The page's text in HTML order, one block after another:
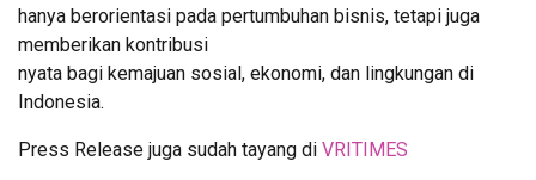
hanya berorientasi pada pertumbuhan bisnis, tetapi juga
memberikan kontribusi
nyata bagi kemajuan sosial, ekonomi, dan lingkungan di
Indonesia.
Press Release juga sudah tayang di VRITIMES